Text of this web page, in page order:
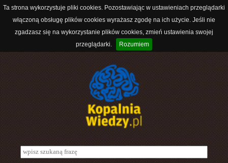
Ta strona wykorzystuje pliki cookies. Pozostawiając w ustawieniach przeglądarki
włączoną obsługę plików cookies wyrażasz zgodę na ich użycie. Jeśli nie
zgadzasz się na wykorzystanie plików cookies, zmień ustawienia swojej
przeglądarki.
Rozumiem